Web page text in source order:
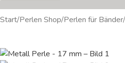
Start/Perlen Shop/Perlen für Bänder/